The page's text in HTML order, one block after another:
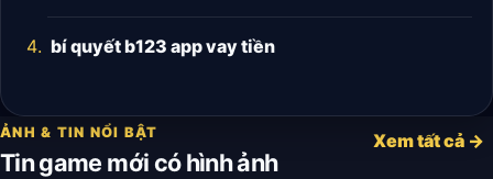
bí quyết b123 app vay tiền
ẢNH & TIN NỔI BẬT
Tin game mới có hình ảnh
Xem tất cả →